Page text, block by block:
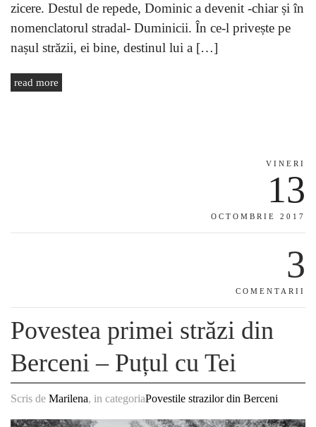
zicere. Destul de repede, Dominic a devenit -chiar și în
nomenclatorul stradal- Duminicii. În ce-l privește pe
nașul străzii, ei bine, destinul lui a […]
read more
VINERI
13
OCTOMBRIE 2017
3
COMENTARII
Povestea primei străzi din
Berceni – Puțul cu Tei
Scris de Marilena, in categoriaPovestile strazilor din Berceni